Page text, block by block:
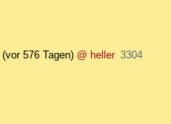
(vor 576 Tagen) @ heller 3304